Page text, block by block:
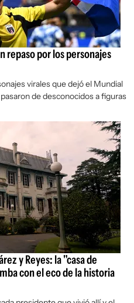
repaso por los personajes
virales que dejó el Mundial
de desconocidos a figuras
y Reyes: la "casa de
con el eco de la historia